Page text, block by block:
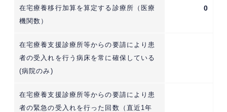
在宅療養移行加算を算定する診療所（医療
機関数）
0
在宅療養支援診療所等からの要請により患
者の受入れを行う病床を常に確保している
(病院のみ)
在宅療養支援診療所等からの要請により患
者の緊急の受入れを行った回数（直近1年